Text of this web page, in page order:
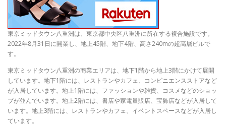
東京ミッドタウン八重洲は、東京都中央区八重洲に所在する複合施設です。
2022年8月31日に開業し、地上45階、地下4階、高さ240mの超高層ビルで
す。
東京ミッドタウン八重洲の商業エリアは、地下1階から地上3階にかけて展開
しています。地下1階には、レストランやカフェ、コンビニエンスストアなど
が入居しています。地上1階には、ファッションや雑貨、コスメなどのショッ
プが並んでいます。地上2階には、書店や家電量販店、宝飾店などが入居して
います。地上3階には、レストランやカフェ、イベントスペースなどが入居し
ています。